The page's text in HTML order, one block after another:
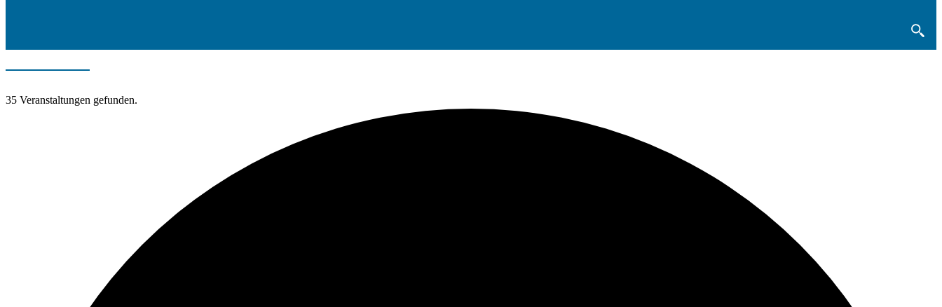
35 Veranstaltungen gefunden.